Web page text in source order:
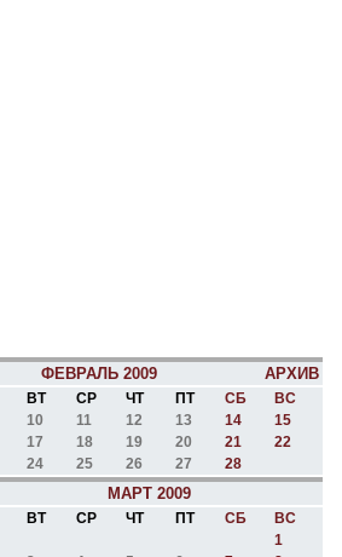
ФЕВРАЛЬ 2009 АРХИВ
ВТ СР ЧТ ПТ СБ
ВС
10 11 12 13 14
15
17 18 19 20 21
22
24 25 26 27 28
МАРТ 2009
ВТ СР ЧТ ПТ СБ
ВС
1